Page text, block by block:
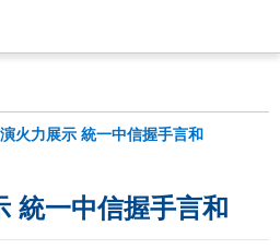
火力展示 統一中信握手言和
統一中信握手言和